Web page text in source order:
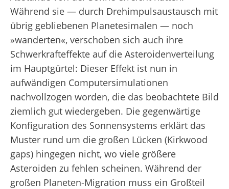
Während sie — durch Drehimpulsaustausch mit
übrig gebliebenen Planetesimalen — noch
»wanderten«, verschoben sich auch ihre
Schwerkrafteffekte auf die Asteroidenverteilung
im Hauptgürtel: Dieser Effekt ist nun in
aufwändigen Computersimulationen
nachvollzogen worden, die das beobachtete Bild
ziemlich gut wiedergeben. Die gegenwärtige
Konfiguration des Sonnensystems erklärt das
Muster rund um die großen Lücken (Kirkwood
gaps) hingegen nicht, wo viele größere
Asteroiden zu fehlen scheinen. Während der
großen Planeten-Migration muss ein Großteil